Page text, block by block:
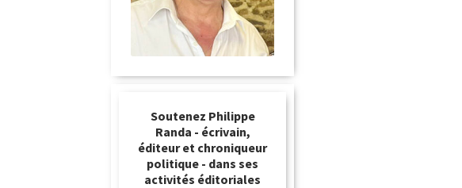
Soutenez Philippe
Randa - écrivain,
éditeur et chroniqueur
politique - dans ses
activités éditoriales